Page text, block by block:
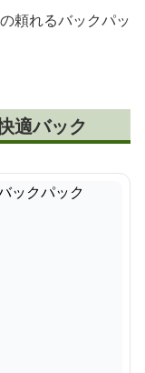
頼れるバックパッ
適バック